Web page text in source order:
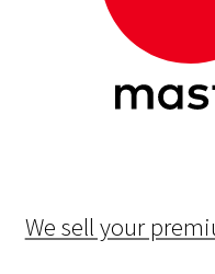
We sell your